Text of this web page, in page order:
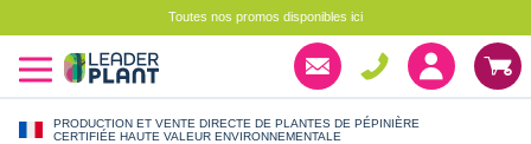
Toutes nos promos disponibles ici
PRODUCTION ET VENTE DIRECTE DE PLANTES DE PÉPINIÈRE
CERTIFIÉE HAUTE VALEUR ENVIRONNEMENTALE